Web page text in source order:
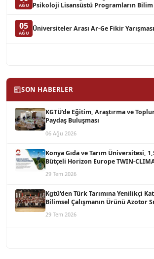
AĞU
Psikoloji Lisansüstü Programların Bilim
05
AĞU
Üniversiteler Arası Ar-Ge Fikir
SON HABERLER
KGTÜ’de Eğitim, Araştırma ve
Paydaş Buluşması
06 Ağu 2026
Konya Gıda ve Tarım Üniversitesi,
Bütçeli Horizon Europe TWIN-
29 Tem 2026
Kgtü'den Türk Tarımına Yenilikçi
Bilimsel Çalışmanın Ürünü Azotor
29 Tem 2026